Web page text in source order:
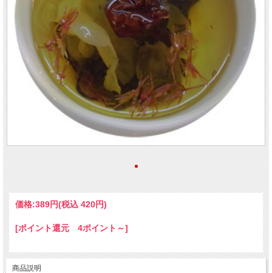
価格:389円(税込 420円)
[ポイント還元 4ポイント～]
商品説明